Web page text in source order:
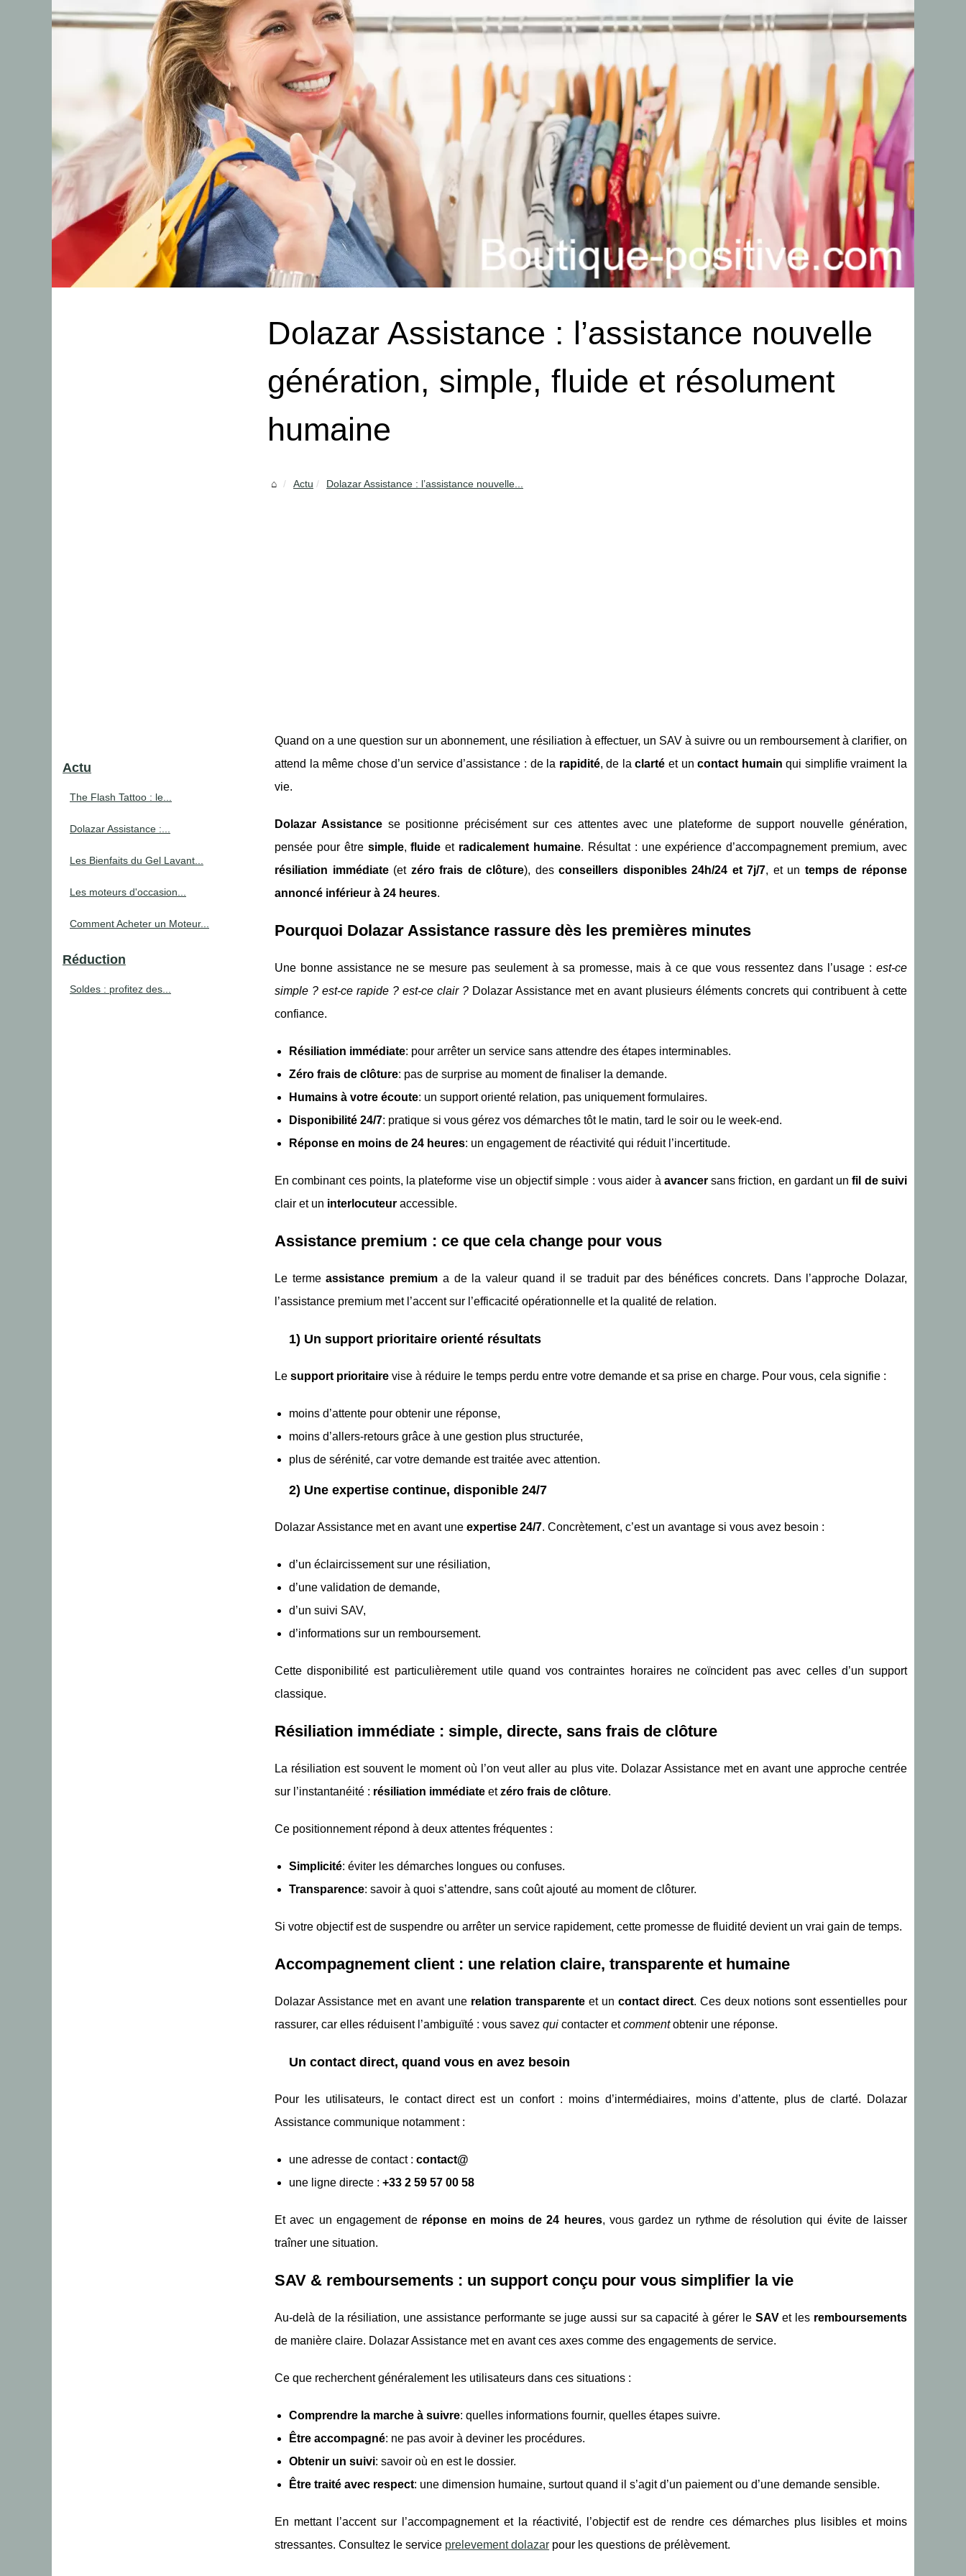
Dolazar Assistance : l’assistance nouvelle
génération, simple, fluide et résolument
humaine
Actu Dolazar Assistance : l’assistance nouvelle...
Quand on a une question sur un abonnement, une résiliation à effectuer, un SAV à suivre ou un remboursement à clarifier, on
attend la même chose d’un service d’assistance : de la rapidité, de laclarté et uncontact humain qui simplifie vraiment la
vie.
Dolazar Assistancese positionne précisément sur ces attentes avec une plateforme de support nouvelle génération,
pensée pour être simple,fluide et radicalement humaine. Résultat : une expérience d’accompagnement premium, avec
résiliation immédiate(et zéro frais de clôture), desconseillers disponibles 24h/24 et 7j/7, et un temps de réponse
annoncé inférieur à 24 heures.
Pourquoi Dolazar Assistance rassure dès les premières minutes
Une bonne assistance ne se mesure pas seulement à sa promesse, mais à ce que vous ressentez dans l’usage : est-ce
simple ? est-ce rapide ? est-ce clair ? Dolazar Assistance met en avant plusieurs éléments concrets qui contribuent à cette
confiance.
Résiliation immédiate: pour arrêter un service sans attendre des étapes interminables.
Zéro frais de clôture: pas de surprise au moment de finaliser la demande.
Humains à votre écoute: un support orienté relation, pas uniquement formulaires.
Disponibilité 24/7: pratique si vous gérez vos démarches tôt le matin, tard le soir ou le week-end.
Réponse en moins de 24 heures: un engagement de réactivité qui réduit l’incertitude.
En combinant ces points, la plateforme vise un objectif simple : vous aider à avancersans friction, en gardant unfil de suivi
clair et un interlocuteur accessible.
Assistance premium : ce que cela change pour vous
Le termeassistance premium a de la valeur quand il se traduit par des bénéfices concrets. Dans l’approche Dolazar,
l’assistance premium met l’accent sur l’efficacité opérationnelle et la qualité de relation.
1) Un support prioritaire orienté résultats
Le support prioritaire vise à réduire le temps perdu entre votre demande et sa prise en charge. Pour vous, cela signifie :
moins d’attente pour obtenir une réponse,
moins d’allers-retours grâce à une gestion plus structurée,
plus de sérénité, car votre demande est traitée avec attention.
2) Une expertise continue, disponible 24/7
Dolazar Assistance met en avant une expertise 24/7. Concrètement, c’est un avantage si vous avez besoin :
d’un éclaircissement sur une résiliation,
d’une validation de demande,
d’un suivi SAV,
d’informations sur un remboursement.
Cette disponibilité est particulièrement utile quand vos contraintes horaires ne coïncident pas avec celles d’un support
classique.
Résiliation immédiate : simple, directe, sans frais de clôture
La résiliation est souvent le moment où l’on veut aller au plus vite. Dolazar Assistance met en avant une approche centrée
sur l’instantanéité : résiliation immédiate etzéro frais de clôture.
Ce positionnement répond à deux attentes fréquentes :
Simplicité: éviter les démarches longues ou confuses.
Transparence: savoir à quoi s’attendre, sans coût ajouté au moment de clôturer.
Si votre objectif est de suspendre ou arrêter un service rapidement, cette promesse de fluidité devient un vrai gain de temps.
Accompagnement client : une relation claire, transparente et humaine
Dolazar Assistance met en avant une relation transparente et un contact direct. Ces deux notions sont essentielles pour
rassurer, car elles réduisent l’ambiguïté : vous savez qui contacter etcommentobtenir une réponse.
Un contact direct, quand vous en avez besoin
Pour les utilisateurs, le contact direct est un confort : moins d’intermédiaires, moins d’attente, plus de clarté. Dolazar
Assistance communique notamment :
une adresse de contact : contact@
une ligne directe : +33 2 59 57 00 58
Et avec un engagement de réponse en moins de 24 heures, vous gardez un rythme de résolution qui évite de laisser
traîner une situation.
SAV & remboursements : un support conçu pour vous simplifier la vie
Au-delà de la résiliation, une assistance performante se juge aussi sur sa capacité à gérer le SAVet les remboursements
de manière claire. Dolazar Assistance met en avant ces axes comme des engagements de service.
Ce que recherchent généralement les utilisateurs dans ces situations :
Comprendre la marche à suivre: quelles informations fournir, quelles étapes suivre.
Être accompagné: ne pas avoir à deviner les procédures.
Obtenir un suivi: savoir où en est le dossier.
Être traité avec respect: une dimension humaine, surtout quand il s’agit d’un paiement ou d’une demande sensible.
En mettant l’accent sur l’accompagnement et la réactivité, l’objectif est de rendre ces démarches plus lisibles et moins
stressantes. Consultez le service prelevement dolazar pour les questions de prélèvement.
Actu
The Flash Tattoo : le...
Dolazar Assistance :...
Les Bienfaits du Gel Lavant...
Les moteurs d'occasion...
Comment Acheter un Moteur...
Réduction
Soldes : profitez des...